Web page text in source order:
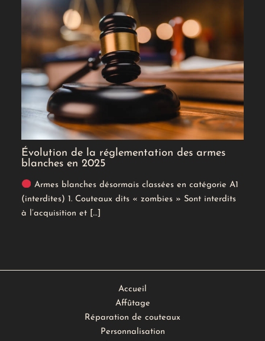
Évolution de la réglementation des armes
blanches en 2025
Armes blanches désormais classées en catégorie A1
(interdites) 1. Couteaux dits « zombies » Sont interdits
à l’acquisition et […]
Accueil
Affûtage
Réparation de couteaux
Personnalisation